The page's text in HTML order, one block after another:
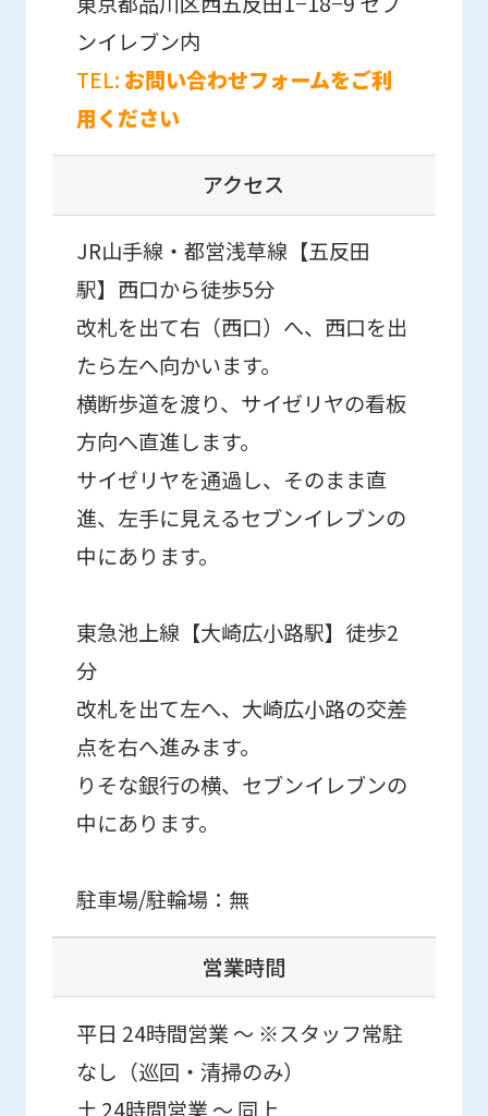
ンイレブン内
TEL: お問い合わせフォームをご利
用ください
アクセス
JR山手線・都営浅草線【五反田
駅】西口から徒歩5分
改札を出て右（西口）へ、西口を出
たら左へ向かいます。
横断歩道を渡り、サイゼリヤの看板
方向へ直進します。
サイゼリヤを通過し、そのまま直
進、左手に見えるセブンイレブンの
中にあります。
東急池上線【大崎広小路駅】徒歩2
分
改札を出て左へ、大崎広小路の交差
点を右へ進みます。
りそな銀行の横、セブンイレブンの
中にあります。
駐車場/駐輪場：無
営業時間
平日 24時間営業 ～ ※スタッフ常駐
なし（巡回・清掃のみ）
土 24時間営業 ～ 同上
to
top
However,
if
you
use
an
automatic
translation
service,
Japanese
version
of
will
translated
so
be
an
accurate
translation.
translation